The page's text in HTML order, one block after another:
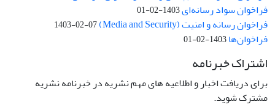
فراخوان سواد رسانه‌ای1403-02-01
فراخوان رسانه و امنیت (Media and Security) 1403-02-07
فراخوان‌ها1403-02-01
اشتراک خبرنامه
برای دریافت اخبار و اطلاعیه های مهم نشریه در خبرنامه نشریه
مشترک شوید.